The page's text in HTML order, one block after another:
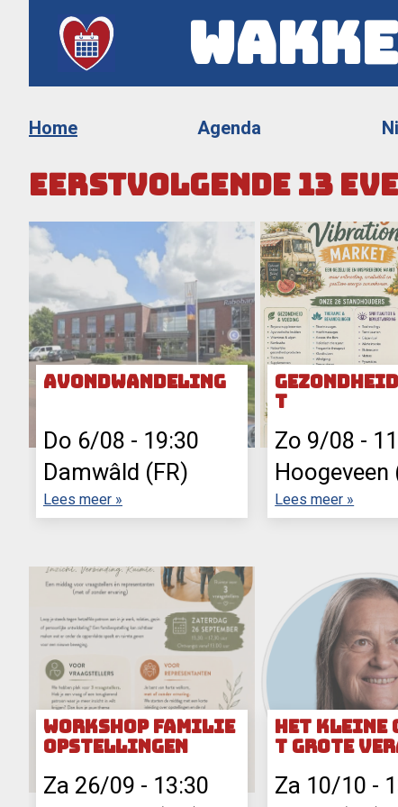
Home Agenda
Eerstvolgende 13
Avondwandeling
Do 6/08 - 19:30
Damwâld (FR)
Lees meer »
t
Zo 9/08 -
Lees meer »
Workshop Familie
opstellingen
Za 26/09 - 13:30
Het Kleine
t Grote
Za 10/10 -